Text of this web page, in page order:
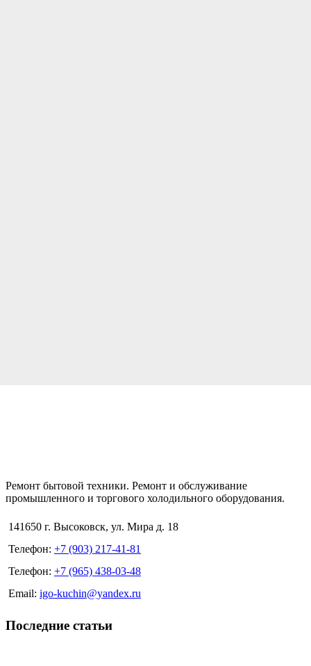
Ремонт бытовой техники. Ремонт и обслуживание
промышленного и торгового холодильного оборудования.
141650 г. Высоковск, ул. Мира д. 18
Телефон: +7 (903) 217-41-81
Телефон: +7 (965) 438-03-48
Email: igo-kuchin@yandex.ru
Последние статьи